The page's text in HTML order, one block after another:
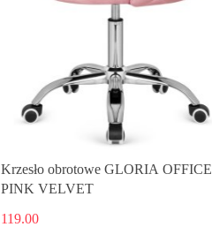
Krzesło obrotowe GLORIA OFFICE
PINK VELVET
119.00